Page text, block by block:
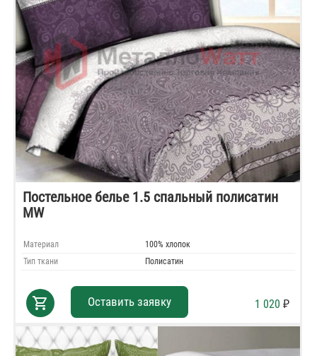
Постельное белье 1.5 спальный полисатин
MW
Материал
100% хлопок
Тип ткани
Полисатин
shopping_cart Оставить заявку 1 020 ₽